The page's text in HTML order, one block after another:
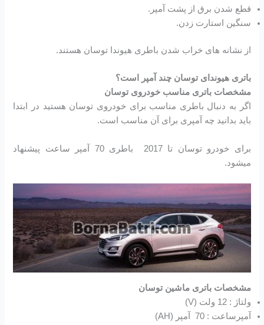
قطع شدن برق از پشت آمپر.
سنگین استارت زدن.
از نشانه های خراب شدن باطری هیوندا توسان هستند.
باتری هیوندای توسان چند آمپر است؟
مشخصات باتری مناسب خودروی توسان
اگر به دنبال باطری مناسب برای خودروی توسان هستید در ابتدا
باید بدانید چه آمپری برای آن مناسب است.
برای خودرو توسان تا 2017 باطری 70 آمپر ساعت پیشنهاد
میشود.
مشخصات باتری ماشین توسان
ولتاژ : 12 ولت (V)
آمپرساعت : 70 آمپر (AH)